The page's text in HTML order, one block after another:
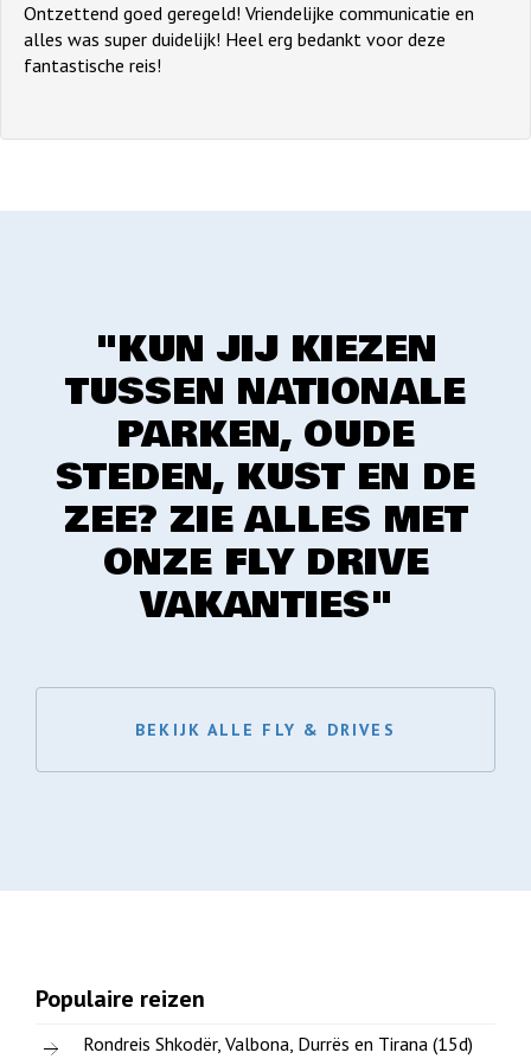
Ontzettend goed geregeld! Vriendelijke communicatie en
alles was super duidelijk! Heel erg bedankt voor deze
fantastische reis!
"KUN JIJ KIEZEN
TUSSEN NATIONALE
PARKEN, OUDE
STEDEN, KUST EN DE
ZEE? ZIE ALLES MET
ONZE FLY DRIVE
VAKANTIES"
BEKIJK ALLE FLY & DRIVES
Populaire reizen
Rondreis Shkodër, Valbona, Durrës en Tirana (15d)